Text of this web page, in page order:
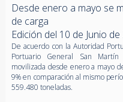
Desde enero a mayo se
de carga
Edición del 10 de Junio
De acuerdo con la Autoridad
Portuario General San
movilizada desde enero a mayo
9% en comparación al mismo
559.480 toneladas.